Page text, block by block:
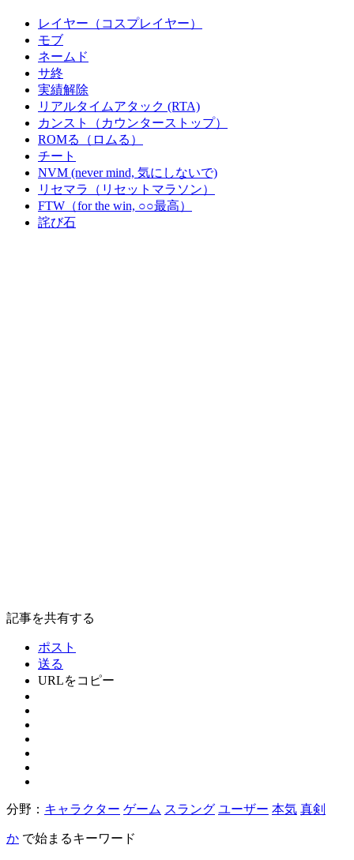
レイヤー（コスプレイヤー）
モブ
ネームド
サ終
実績解除
リアルタイムアタック (RTA)
カンスト（カウンターストップ）
ROMる（ロムる）
チート
NVM (never mind, 気にしないで)
リセマラ（リセットマラソン）
FTW（for the win, ○○最高）
詫び石
記事を共有する
ポスト
送る
URLをコピー
分野： キャラクター ゲーム スラング ユーザー 本気 真剣
か で始まるキーワード